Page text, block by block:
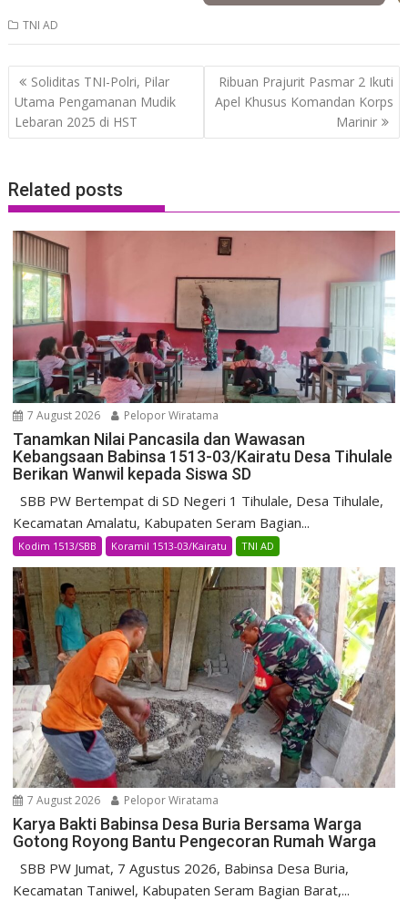
TNI AD
Post
navigation
Soliditas TNI-Polri, Pilar
Utama Pengamanan Mudik
Lebaran 2025 di HST
Ribuan Prajurit Pasmar 2 Ikuti
Apel Khusus Komandan Korps
Marinir
Related posts
7 August 2026 Pelopor Wiratama
Tanamkan Nilai Pancasila dan Wawasan
Kebangsaan Babinsa 1513-03/Kairatu Desa Tihulale
Berikan Wanwil kepada Siswa SD
SBB PW Bertempat di SD Negeri 1 Tihulale, Desa Tihulale,
Kecamatan Amalatu, Kabupaten Seram Bagian...
Kodim 1513/SBB Koramil 1513-03/Kairatu TNI AD
7 August 2026 Pelopor Wiratama
Karya Bakti Babinsa Desa Buria Bersama Warga
Gotong Royong Bantu Pengecoran Rumah Warga
SBB PW Jumat, 7 Agustus 2026, Babinsa Desa Buria,
Kecamatan Taniwel, Kabupaten Seram Bagian Barat,...